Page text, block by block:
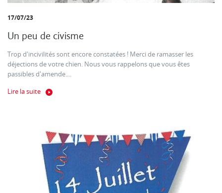
17/07/23
Un peu de civisme
Trop d'incivilités sont encore constatées ! Merci de ramasser les
déjections de votre chien. Nous vous rappelons que vous êtes
passibles d'amende....
Lire la suite